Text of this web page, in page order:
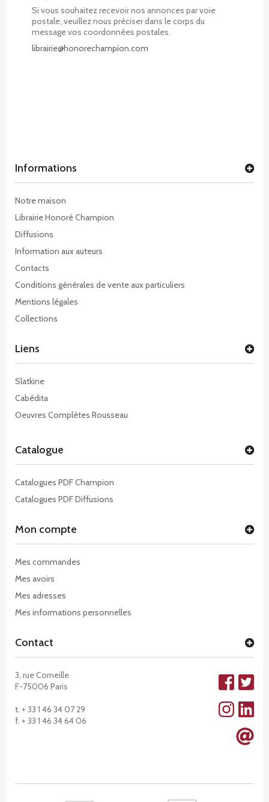
Si vous souhaitez recevoir nos annonces par voie
postale, veuillez nous préciser dans le corps du
message vos coordonnées postales.
librairie@honorechampion.com
Informations
Notre maison
Librairie Honoré Champion
Diffusions
Information aux auteurs
Contacts
Conditions générales de vente aux particuliers
Mentions légales
Collections
Liens
Slatkine
Cabédita
Oeuvres Complètes Rousseau
Catalogue
Catalogues PDF Champion
Catalogues PDF Diffusions
Mon compte
Mes commandes
Mes avoirs
Mes adresses
Mes informations personnelles
Contact
3, rue Corneille
F-75006 Paris
t. + 33 1 46 34 07 29
f. + 33 1 46 34 64 06